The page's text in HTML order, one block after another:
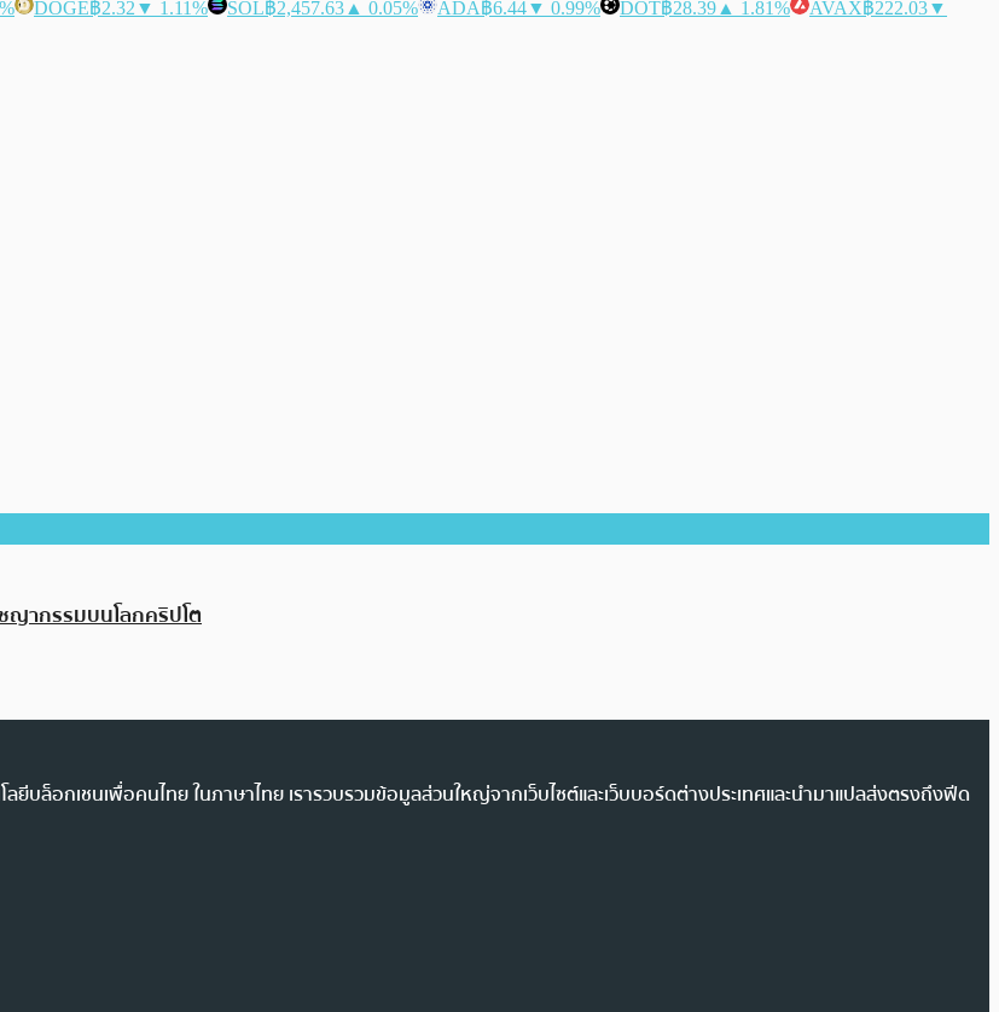
DOGE฿2.32 ▼ 1.11% SOL฿2,457.63 ▲ 0.05% ADA฿6.44▼ 0.99% DOT฿28.39 ▲ 1.81% AVAX฿222.03▼
ญากรรมบนโลกคริปโต
ยีบล็อกเชนเพื่อคนไทย ในภาษาไทย เรารวบรวมข้อมูลส่วนใหญ่จากเว็บไซต์และเว็บบอร์ดต่างประเทศและนำมาแปลส่งตรงถึงฟีด